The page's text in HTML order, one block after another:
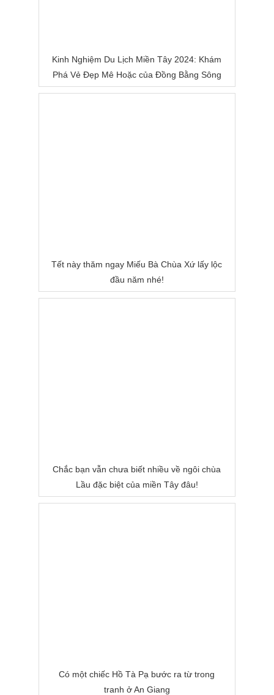
Kinh Nghiệm Du Lịch Miền Tây 2024: Khám
Phá Vẻ Đẹp Mê Hoặc của Đồng Bằng Sông
Nước
Tết này thăm ngay Miếu Bà Chùa Xứ lấy lộc
đầu năm nhé!
Chắc bạn vẫn chưa biết nhiều về ngôi chùa
Lầu đặc biệt của miền Tây đâu!
Có một chiếc Hồ Tà Pạ bước ra từ trong
tranh ở An Giang